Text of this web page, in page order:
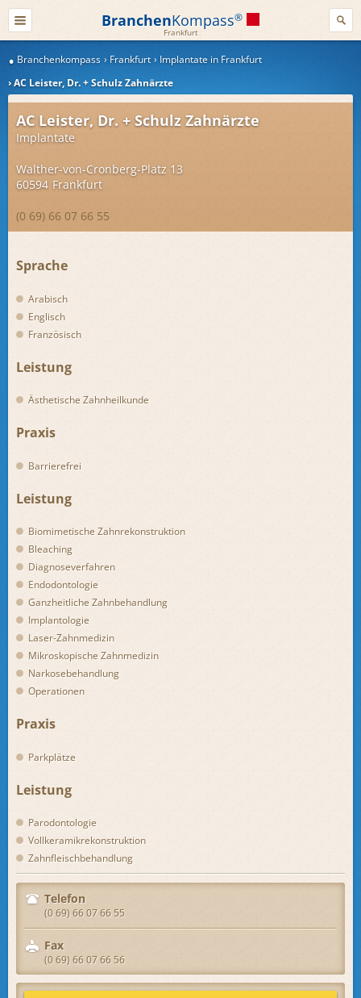
BranchenKompass®
Frankfurt
Branchenkompass Frankfurt
Implantate in Frankfurt
AC Leister, Dr. + Schulz Zahnärzte
AC Leister, Dr. + Schulz Zahnärzte
Implantate
Walther-von-Cronberg-Platz 13
60594 Frankfurt
(0 69) 66 07 66 55
Sprache
Arabisch
Englisch
Französisch
Leistung
Ästhetische Zahnheilkunde
Praxis
Barrierefrei
Leistung
Biomimetische Zahnrekonstruktion
Bleaching
Diagnoseverfahren
Endodontologie
Ganzheitliche Zahnbehandlung
Implantologie
Laser-Zahnmedizin
Mikroskopische Zahnmedizin
Narkosebehandlung
Operationen
Praxis
Parkplätze
Leistung
Parodontologie
Vollkeramikrekonstruktion
Zahnfleischbehandlung
Telefon
(0 69) 66 07 66 55
Fax
(0 69) 66 07 66 56